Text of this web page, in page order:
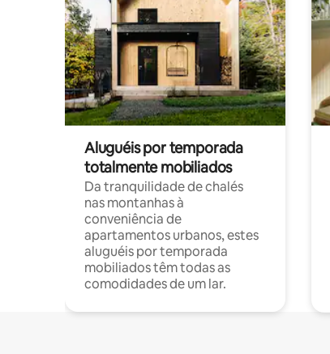
Aluguéis por temporada
totalmente mobiliados
Da tranquilidade de chalés
nas montanhas à
conveniência de
apartamentos urbanos, estes
aluguéis por temporada
mobiliados têm todas as
comodidades de um lar.